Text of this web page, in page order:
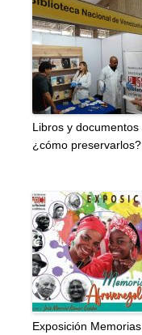
Libros y documentos
¿cómo preservarlos?
Exposición Memorias